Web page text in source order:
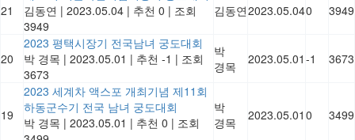
21
김동연 | 2023.05.04 | 추천 0 | 조회
3949
김동연2023.05.040 3949
20
2023 평택시장기 전국남녀 궁도대회
박 경목 | 2023.05.01 | 추천 -1 | 조회
3673
박
경목
2023.05.01 -1 3673
19
2023 세계차 액스포 개최기념 제11회
하동군수기 전국 남녀 궁도대회
박 경목 | 2023.05.01 | 추천 0 | 조회
박
경목
2023.05.01 0 3499